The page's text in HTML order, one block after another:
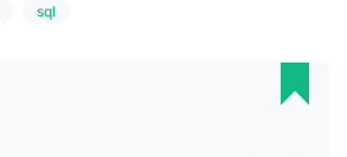
sql